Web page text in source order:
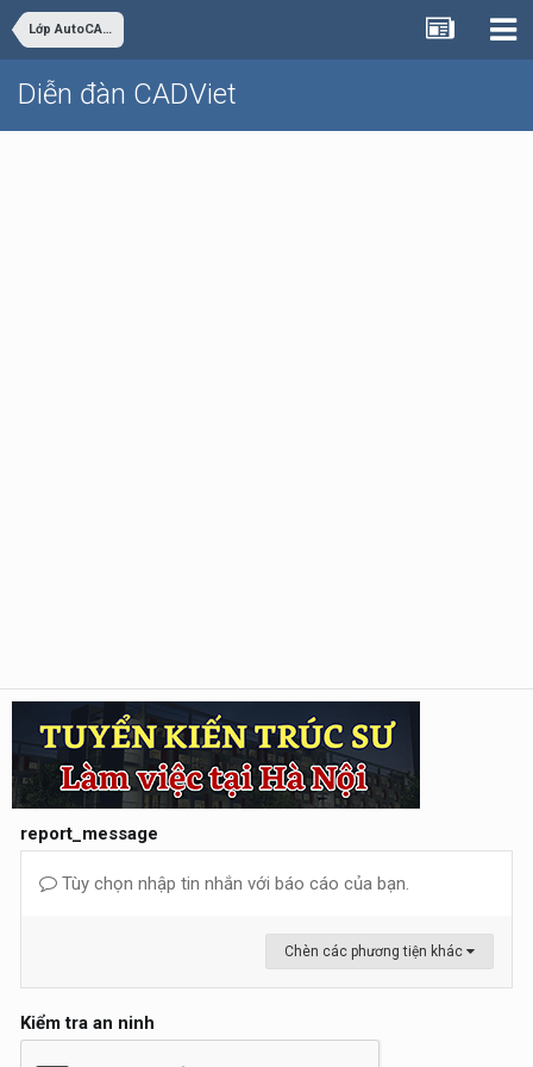
Lớp AutoCAD Cơ bản trực tuyến
Diễn đàn CADViet
report_message
Tùy chọn nhập tin nhắn với báo cáo của bạn.
Chèn các phương tiện khác
Kiểm tra an ninh